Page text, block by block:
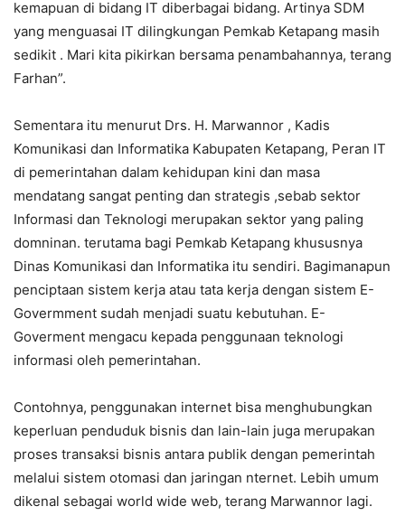
kemapuan di bidang IT diberbagai bidang. Artinya SDM
yang menguasai IT dilingkungan Pemkab Ketapang masih
sedikit . Mari kita pikirkan bersama penambahannya, terang
Farhan”.
Sementara itu menurut Drs. H. Marwannor , Kadis
Komunikasi dan Informatika Kabupaten Ketapang, Peran IT
di pemerintahan dalam kehidupan kini dan masa
mendatang sangat penting dan strategis ,sebab sektor
Informasi dan Teknologi merupakan sektor yang paling
domninan. terutama bagi Pemkab Ketapang khususnya
Dinas Komunikasi dan Informatika itu sendiri. Bagimanapun
penciptaan sistem kerja atau tata kerja dengan sistem E-
Govermment sudah menjadi suatu kebutuhan. E-
Goverment mengacu kepada penggunaan teknologi
informasi oleh pemerintahan.
Contohnya, penggunakan internet bisa menghubungkan
keperluan penduduk bisnis dan lain-lain juga merupakan
proses transaksi bisnis antara publik dengan pemerintah
melalui sistem otomasi dan jaringan nternet. Lebih umum
dikenal sebagai world wide web, terang Marwannor lagi.